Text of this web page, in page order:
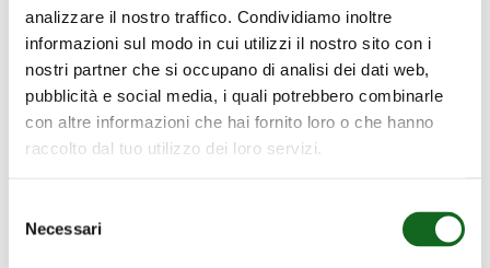
analizzare il nostro traffico. Condividiamo inoltre
informazioni sul modo in cui utilizzi il nostro sito con i
nostri partner che si occupano di analisi dei dati web,
pubblicità e social media, i quali potrebbero combinarle
con altre informazioni che hai fornito loro o che hanno
raccolto dal tuo utilizzo dei loro servizi.
delNecessari